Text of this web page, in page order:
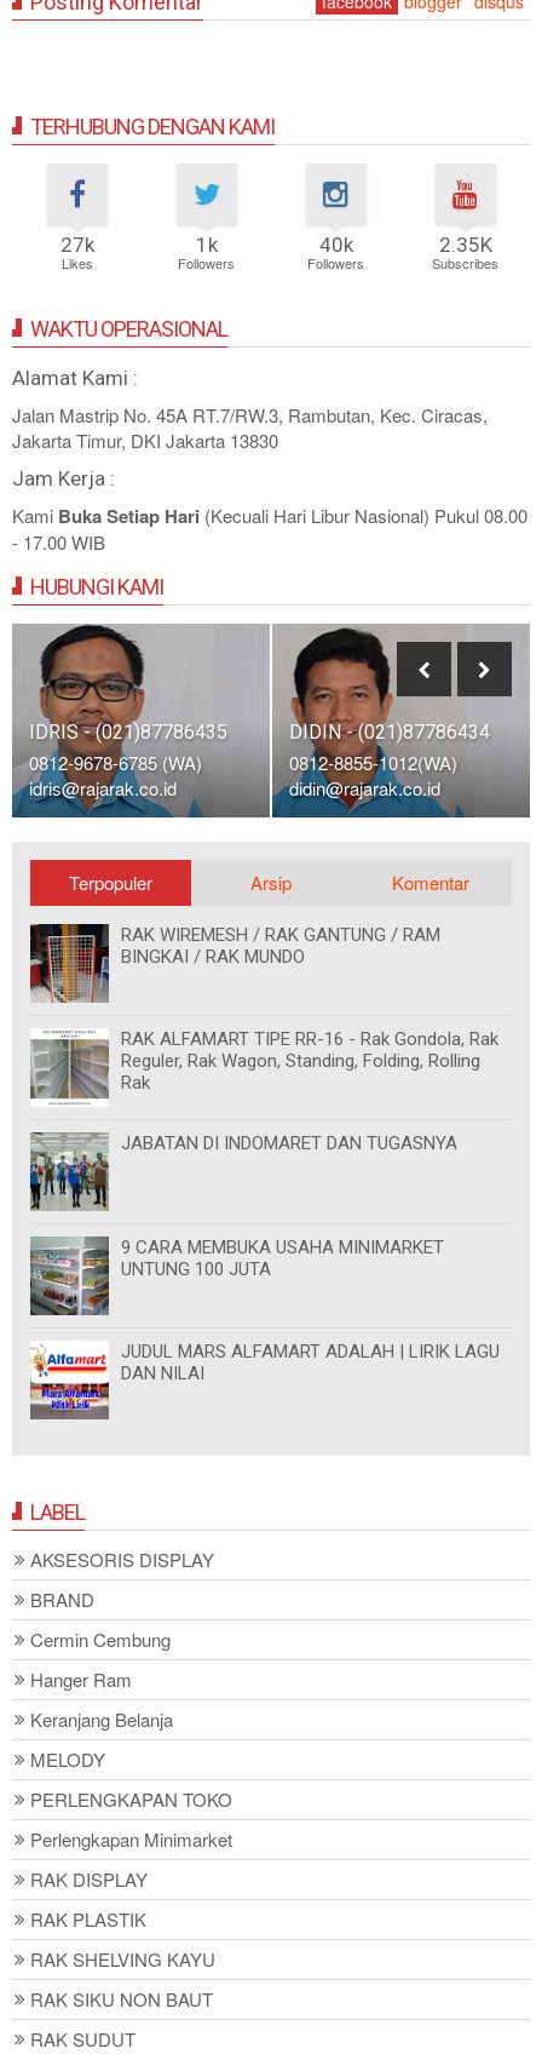
TERHUBUNG DENGAN KAMI
27k
Likes
1k
Followers
40k
Followers
2.35K
Subscribes
WAKTU OPERASIONAL
Alamat Kami :
Jalan Mastrip No. 45A RT.7/RW.3, Rambutan, Kec. Ciracas,
Jakarta Timur, DKI Jakarta 13830
Jam Kerja :
Kami Buka Setiap Hari (Kecuali Hari Libur Nasional) Pukul 08.00
- 17.00 WIB
HUBUNGI KAMI
IDRIS - (021)87786435
0812-9678-6785 (WA)
idris@rajarak.co.id
DIDIN - (021)87786434
0812-8855-1012(WA)
didin@rajarak.co.id
Terpopuler Arsip Komentar
RAK WIREMESH / RAK GANTUNG / RAM
BINGKAI / RAK MUNDO
RAK ALFAMART TIPE RR-16 - Rak Gondola, Rak
Reguler, Rak Wagon, Standing, Folding, Rolling
Rak
JABATAN DI INDOMARET DAN TUGASNYA
9 CARA MEMBUKA USAHA MINIMARKET
UNTUNG 100 JUTA
JUDUL MARS ALFAMART ADALAH | LIRIK LAGU
DAN NILAI
LABEL
AKSESORIS DISPLAY
BRAND
Cermin Cembung
Hanger Ram
Keranjang Belanja
MELODY
PERLENGKAPAN TOKO
Perlengkapan Minimarket
RAK DISPLAY
RAK PLASTIK
RAK SHELVING KAYU
RAK SIKU NON BAUT
RAK SUDUT